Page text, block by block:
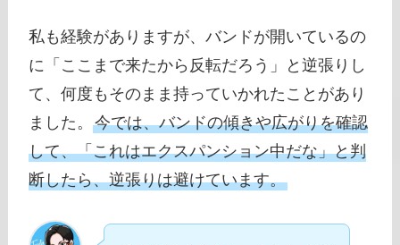
私も経験がありますが、バンドが開いているの
に「ここまで来たから反転だろう」と逆張りし
て、何度もそのまま持っていかれたことがあり
ました。今では、バンドの傾きや広がりを確認
して、「これはエクスパンション中だな」と判
断したら、逆張りは避けています。